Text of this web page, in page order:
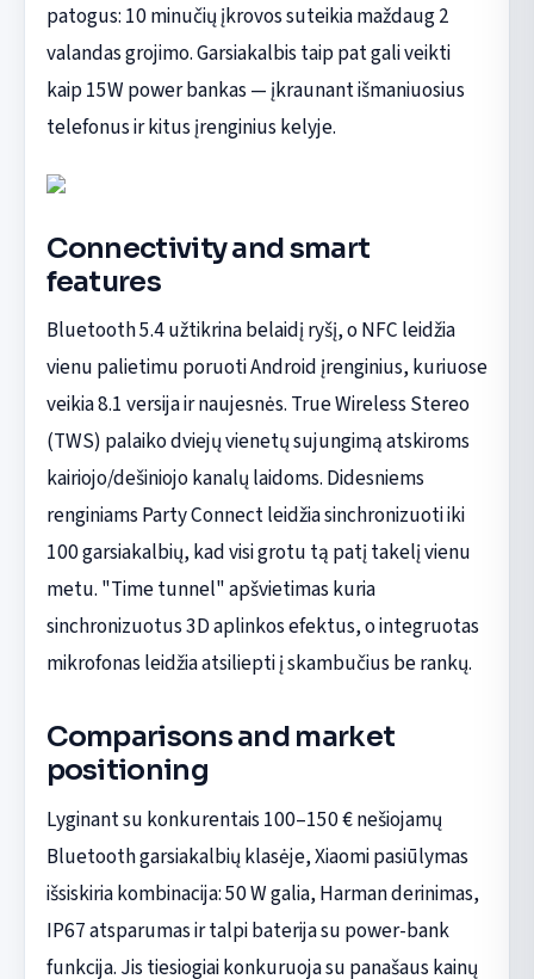
patogus: 10 minučių įkrovos suteikia maždaug 2
valandas grojimo. Garsiakalbis taip pat gali veikti
kaip 15W power bankas — įkraunant išmaniuosius
telefonus ir kitus įrenginius kelyje.
Connectivity and smart
features
Bluetooth 5.4 užtikrina belaidį ryšį, o NFC leidžia
vienu palietimu poruoti Android įrenginius, kuriuose
veikia 8.1 versija ir naujesnės. True Wireless Stereo
(TWS) palaiko dviejų vienetų sujungimą atskiroms
kairiojo/dešiniojo kanalų laidoms. Didesniems
renginiams Party Connect leidžia sinchronizuoti iki
100 garsiakalbių, kad visi grotu tą patį takelį vienu
metu. "Time tunnel" apšvietimas kuria
sinchronizuotus 3D aplinkos efektus, o integruotas
mikrofonas leidžia atsiliepti į skambučius be rankų.
Comparisons and market
positioning
Lyginant su konkurentais 100–150 € nešiojamų
Bluetooth garsiakalbių klasėje, Xiaomi pasiūlymas
išsiskiria kombinacija: 50 W galia, Harman derinimas,
IP67 atsparumas ir talpi baterija su power-bank
funkcija. Jis tiesiogiai konkuruoja su panašaus kainų